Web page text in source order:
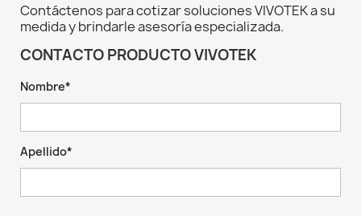
Contáctenos para cotizar soluciones VIVOTEK a su
medida y brindarle asesoría especializada.
CONTACTO PRODUCTO VIVOTEK
Nombre*
Apellido*